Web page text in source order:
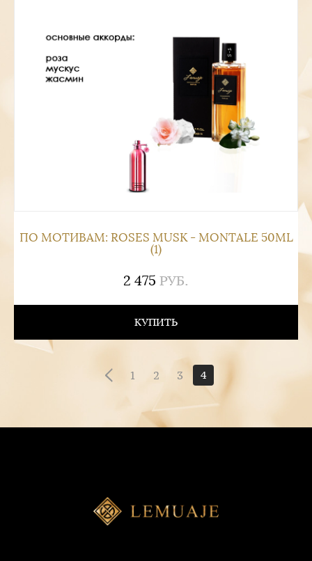
ПО МОТИВАМ: ROSES MUSK - MONTALЕ 50ML
(1)
2 475 РУБ.
КУПИТЬ
1 2 3 4